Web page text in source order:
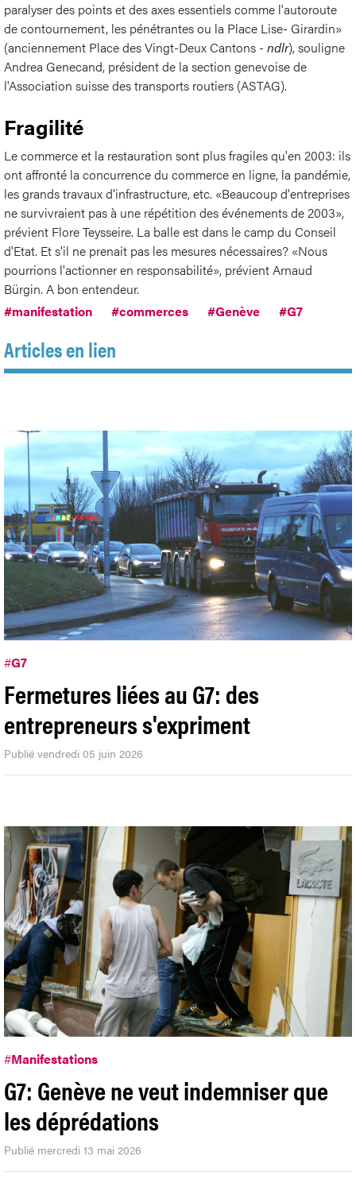
paralyser des points et des axes essentiels comme l'autoroute
de contournement, les pénétrantes ou la Place Lise- Girardin»
(anciennement Place des Vingt-Deux Cantons - ndlr), souligne
Andrea Genecand, président de la section genevoise de
l'Association suisse des transports routiers (ASTAG).
Fragilité
Le commerce et la restauration sont plus fragiles qu'en 2003: ils
ont affronté la concurrence du commerce en ligne, la pandémie,
les grands travaux d'infrastructure, etc. «Beaucoup d'entreprises
ne survivraient pas à une répétition des événements de 2003»,
prévient Flore Teysseire. La balle est dans le camp du Conseil
d'Etat. Et s'il ne prenait pas les mesures nécessaires? «Nous
pourrions l'actionner en responsabilité», prévient Arnaud
Bürgin. A bon entendeur.
#manifestation
#commerces #Genève #G7
Articles en lien
#G7
Fermetures liées au G7: des
entrepreneurs s'expriment
Publié vendredi 05 juin 2026
#Manifestations
G7: Genève ne veut indemniser que
les déprédations
Publié mercredi 13 mai 2026